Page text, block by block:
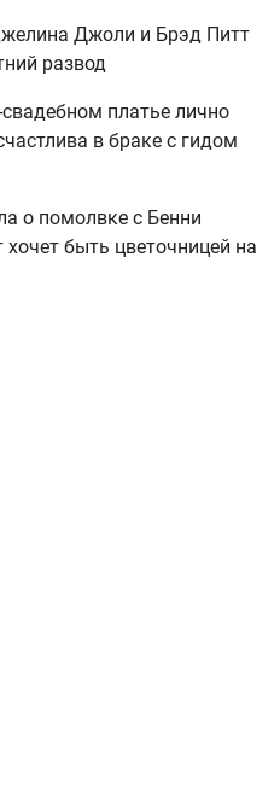
Джоли и Брэд Питт
развод
платье лично
в браке с гидом
о помолвке с Бенни
быть цветочницей на